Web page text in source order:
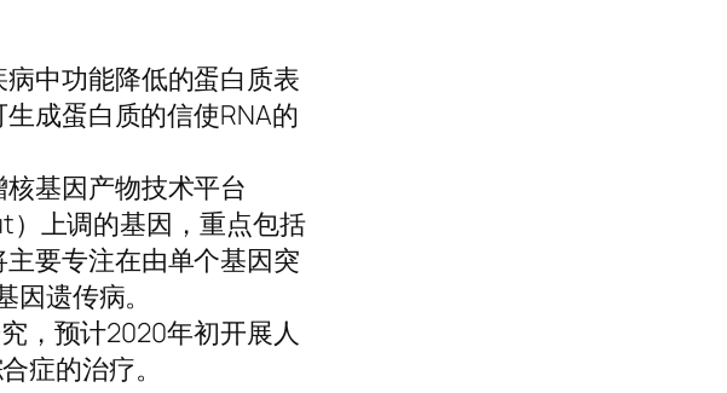
中功能降低的蛋白质表
成蛋白质的信使RNA的
基因产物技术平台
上调的基因，重点包括
要专注在由单个基因突
遗传病。
，预计2020年初开展人
症的治疗。